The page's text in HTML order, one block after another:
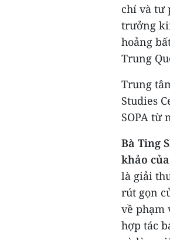
chí và tư
trưởng
hoảng
Trung
Trung
Studies
SOPA từ
Bà Ting
khảo
là giải
rút gọn
về phạm
hợp tác